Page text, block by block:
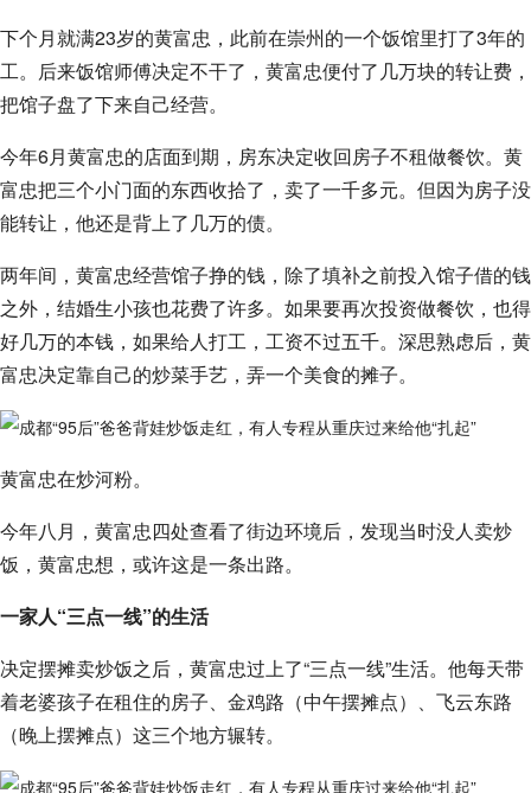
下个月就满23岁的黄富忠，此前在崇州的一个饭馆里打了3年的
工。后来饭馆师傅决定不干了，黄富忠便付了几万块的转让费，
把馆子盘了下来自己经营。
今年6月黄富忠的店面到期，房东决定收回房子不租做餐饮。黄
富忠把三个小门面的东西收拾了，卖了一千多元。但因为房子没
能转让，他还是背上了几万的债。
两年间，黄富忠经营馆子挣的钱，除了填补之前投入馆子借的钱
之外，结婚生小孩也花费了许多。如果要再次投资做餐饮，也得
好几万的本钱，如果给人打工，工资不过五千。深思熟虑后，黄
富忠决定靠自己的炒菜手艺，弄一个美食的摊子。
黄富忠在炒河粉。
今年八月，黄富忠四处查看了街边环境后，发现当时没人卖炒
饭，黄富忠想，或许这是一条出路。
一家人“三点一线”的生活
决定摆摊卖炒饭之后，黄富忠过上了“三点一线”生活。他每天带
着老婆孩子在租住的房子、金鸡路（中午摆摊点）、飞云东路
（晚上摆摊点）这三个地方辗转。